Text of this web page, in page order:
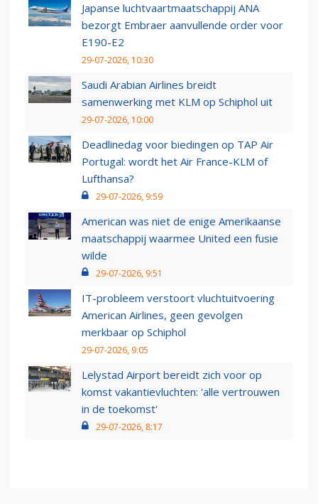
Japanse luchtvaartmaatschappij ANA
bezorgt Embraer aanvullende order voor
E190-E2
29-07-2026, 10:30
Saudi Arabian Airlines breidt
samenwerking met KLM op Schiphol uit
29-07-2026, 10:00
Deadlinedag voor biedingen op TAP Air
Portugal: wordt het Air France-KLM of
Lufthansa?
29-07-2026, 9:59
American was niet de enige Amerikaanse
maatschappij waarmee United een fusie
wilde
29-07-2026, 9:51
IT-probleem verstoort vluchtuitvoering
American Airlines, geen gevolgen
merkbaar op Schiphol
29-07-2026, 9:05
Lelystad Airport bereidt zich voor op
komst vakantievluchten: 'alle vertrouwen
in de toekomst'
29-07-2026, 8:17